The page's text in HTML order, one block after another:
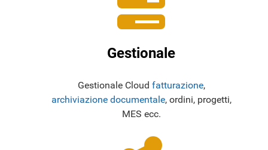
Gestionale
Gestionale Cloud fatturazione,
archiviazione documentale, ordini, progetti,
MES ecc.